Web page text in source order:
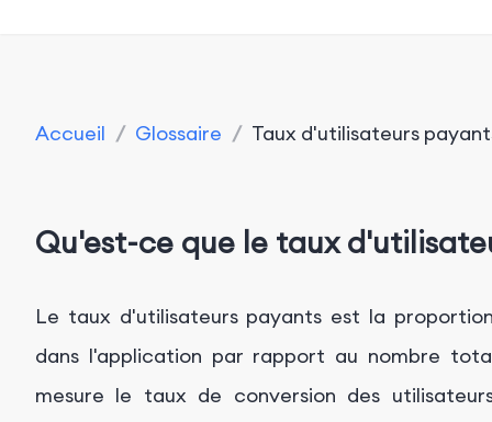
Accueil / Glossaire / Taux d'utilisateurs
Qu'est-ce que le taux
Le taux d'utilisateurs payants est la
dans l'application par rapport au nombre
mesure le taux de conversion des